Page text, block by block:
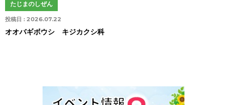
投稿日 : 2026.07.22
たじまのしぜん
オオバギボウシ キジカクシ科